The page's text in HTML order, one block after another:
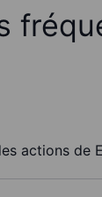
actions de